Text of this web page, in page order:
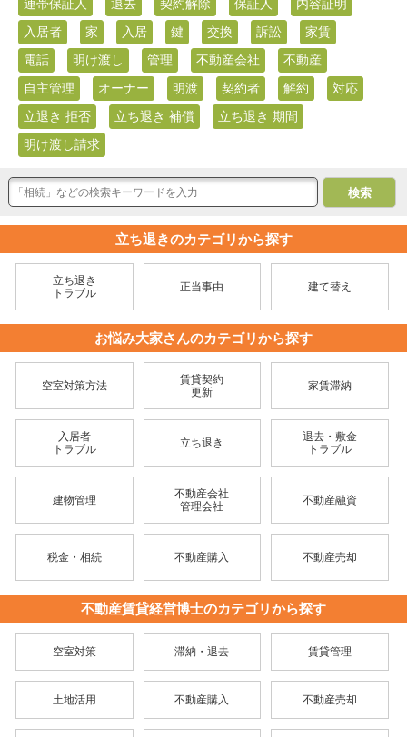
連帯保証人 退去 契約解除 保証人
内容証明
入居者
家 入居 鍵 交換 訴訟
家賃
電話
明け渡し 管理 不動産会社
不動産
自主管理
オーナー 明渡 契約者 解約
対応
立退き 拒否
立ち退き 補償
立ち退き 期間
明け渡し請求
立ち退きのカテゴリから探す
立ち退き
トラブル
正当事由 建て替え
お悩み大家さんのカテゴリから探す
空室対策方法
賃貸契約
更新
家賃滞納
入居者
トラブル
立ち退き
退去・敷金
トラブル
建物管理
不動産会社
管理会社
不動産融資
税金・相続 不動産購入 不動産売却
不動産賃貸経営博士のカテゴリから探す
空室対策 滞納・退去 賃貸管理
土地活用 不動産購入 不動産売却